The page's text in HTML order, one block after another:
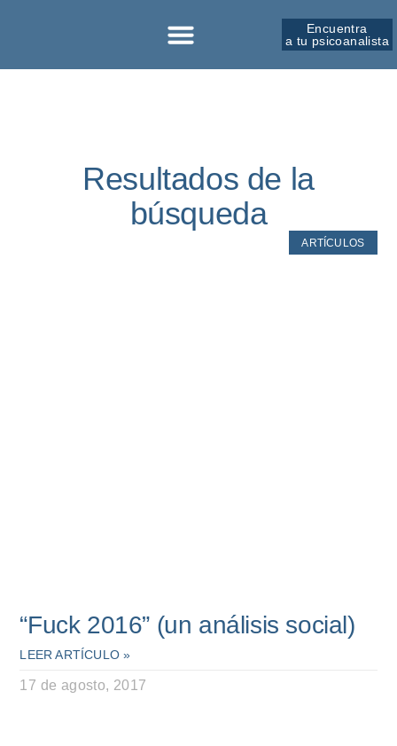
Encuentra
a tu psicoanalista
Resultados de la
búsqueda
ARTÍCULOS
“Fuck 2016” (un análisis social)
LEER ARTÍCULO »
17 de agosto, 2017